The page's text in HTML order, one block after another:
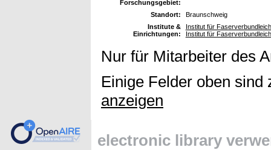
Forschungsgebiet:
Standort:
Braunschweig
Institute &
Einrichtungen:
Institut für
Institut für
Nur für Mitarbeiter des
Einige Felder oben
anzeigen
electronic library